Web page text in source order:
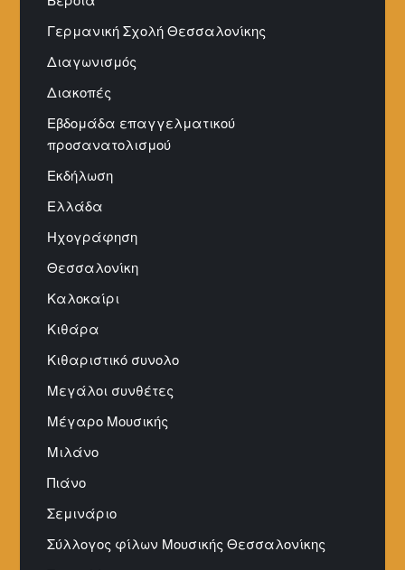
Γερμανική Σχολή Θεσσαλονίκης
Διαγωνισμός
Διακοπές
Εβδομάδα επαγγελματικού
προσανατολισμού
Εκδήλωση
Ελλάδα
Ηχογράφηση
Θεσσαλονίκη
Καλοκαίρι
Κιθάρα
Κιθαριστικό συνολο
Μεγάλοι συνθέτες
Μέγαρο Μουσικής
Μιλάνο
Πιάνο
Σεμινάριο
Σύλλογος φίλων Μουσικής Θεσσαλονίκης